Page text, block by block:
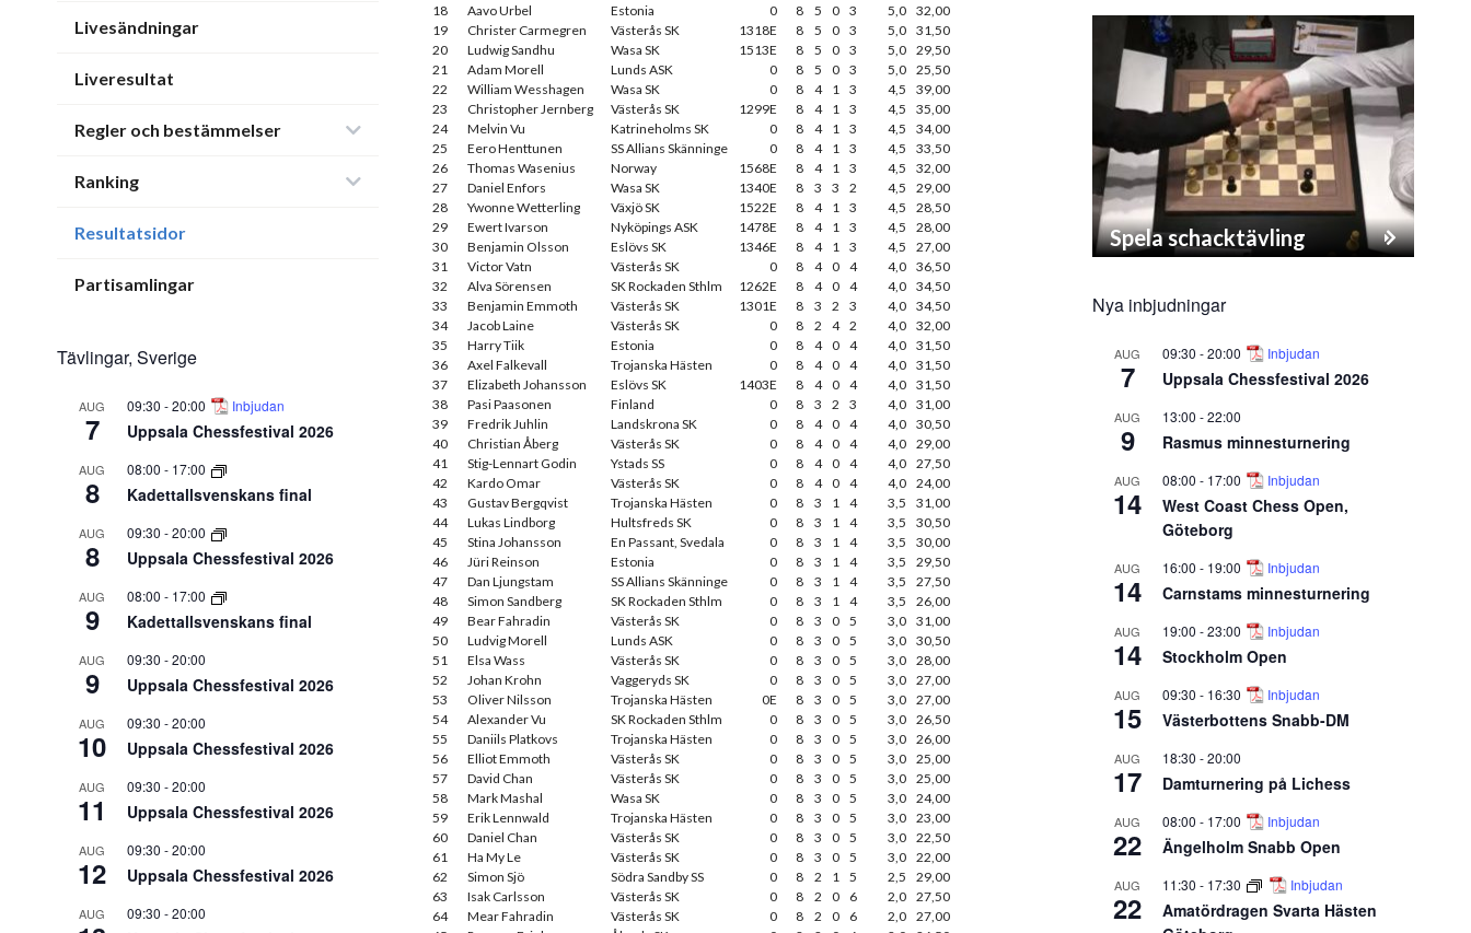
Livesändningar
Liveresultat
Regler och bestämmelser
Ranking
Resultatsidor
Partisamlingar
Tävlingar, Sverige
AUG
7
09:30 -20:00 Inbjudan
Uppsala Chessfestival 2026
AUG
8
08:00 - 17:00
Kadettallsvenskans final
AUG
8
09:30 -20:00
Uppsala Chessfestival 2026
AUG
9
08:00 - 17:00
Kadettallsvenskans final
AUG
9
09:30 -20:00
Uppsala Chessfestival 2026
AUG
10
09:30 -20:00
Uppsala Chessfestival 2026
AUG
11
09:30 -20:00
Uppsala Chessfestival 2026
AUG
12
09:30 -20:00
Uppsala Chessfestival 2026
AUG 09:30 -20:00
18
Aavo Urbel Estonia 0 8 5 0 3 5,0 32,00
19
Christer Carmegren Västerås SK 1318E 8 5 0 3 5,0 31,50
20
Ludwig Sandhu Wasa SK 1513E 8 5 0 3 5,0 29,50
21
Adam Morell Lunds ASK 0 8 5 0 3 5,0 25,50
22
William Wesshagen Wasa SK 0 8 4 1 3 4,5
39,00
23
Christopher Jernberg Västerås SK 1299E 8 4 1 3 4,5
35,00
24
Melvin Vu Katrineholms SK 0 8 4 1 3 4,5
34,00
25
Eero Henttunen SS Allians Skänninge 0 8 4 1 3 4,5
33,50
26
Thomas Wasenius Norway 1568E 8 4 1 3 4,5
32,00
27
Daniel Enfors Wasa SK 1340E 8 3 3 2 4,5
29,00
28
Ywonne Wetterling Växjö SK 1522E 8 4 1 3 4,5
28,50
29
Ewert Ivarson Nyköpings ASK 1478E 8 4 1 3 4,5
28,00
30
Benjamin Olsson Eslövs SK 1346E 8 4 1 3 4,5
27,00
31
Victor Vatn Västerås SK 0 8 4 0 4 4,0 36,50
32
Alva Sörensen SK Rockaden Sthlm 1262E 8 4 0 4 4,0 34,50
33
Benjamin Emmoth Västerås SK 1301E 8 3 2 3 4,0 34,50
34
Jacob Laine Västerås SK 0 8 2 4 2 4,0 32,00
35
Harry Tiik Estonia 0 8 4 0 4 4,0 31,50
36
Axel Falkevall Trojanska Hästen 0 8 4 0 4 4,0 31,50
37
Elizabeth Johansson Eslövs SK 1403E 8 4 0 4 4,0 31,50
38
Pasi Paasonen Finland 0 8 3 2 3 4,0 31,00
39
Fredrik Juhlin Landskrona SK 0 8 4 0 4 4,0 30,50
40
Christian Åberg Västerås SK 0 8 4 0 4 4,0 29,00
41
Stig-Lennart Godin Ystads SS 0 8 4 0 4 4,0 27,50
42
Kardo Omar Västerås SK 0 8 4 0 4 4,0 24,00
43
Gustav Bergqvist Trojanska Hästen 0 8 3 1 4 3,5
31,00
44
Lukas Lindborg Hultsfreds SK 0 8 3 1 4 3,5
30,50
45
Stina Johansson En Passant, Svedala 0 8 3 1 4 3,5
30,00
46
Jüri Reinson Estonia 0 8 3 1 4 3,5
29,50
47
Dan Ljungstam SS Allians Skänninge 0 8 3 1 4 3,5
27,50
48
Simon Sandberg SK Rockaden Sthlm 0 8 3 1 4 3,5
26,00
49
Bear Fahradin Västerås SK 0 8 3 0 5 3,0 31,00
50
Ludvig Morell Lunds ASK 0 8 3 0 5 3,0 30,50
51
Elsa Wass Västerås SK 0 8 3 0 5 3,0 28,00
52
Johan Krohn Vaggeryds SK 0 8 3 0 5 3,0 27,00
53
Oliver Nilsson Trojanska Hästen 0E 8 3 0 5 3,0 27,00
54
Alexander Vu SK Rockaden Sthlm 0 8 3 0 5 3,0 26,50
55
Daniils Platkovs Trojanska Hästen 0 8 3 0 5 3,0 26,00
56
Elliot Emmoth Västerås SK 0 8 3 0 5 3,0 25,00
57
David Chan Västerås SK 0 8 3 0 5 3,0 25,00
58
Mark Mashal Wasa SK 0 8 3 0 5 3,0 24,00
59
Erik Lennwald Trojanska Hästen 0 8 3 0 5 3,0 23,00
60
Daniel Chan Västerås SK 0 8 3 0 5 3,0 22,50
61
Ha My Le Västerås SK 0 8 3 0 5 3,0 22,00
62
Simon Sjö Södra Sandby SS 0 8 2 1 5 2,5
29,00
63
Isak Carlsson Västerås SK 0 8 2 0 6 2,0 27,50
64
Mear Fahradin Västerås SK 0 8 2 0 6 2,0 27,00
Spela schacktävling
Nya inbjudningar
AUG
7
09:30 -20:00 Inbjudan
Uppsala Chessfestival 2026
AUG
9
13:00 -22:00
Rasmus minnesturnering
AUG
14
08:00 - 17:00 Inbjudan
West Coast Chess Open,
Göteborg
AUG
14
16:00 - 19:00 Inbjudan
Carnstams minnesturnering
AUG
14
19:00 -23:00 Inbjudan
Stockholm Open
AUG
15
09:30 - 16:30 Inbjudan
Västerbottens Snabb-DM
AUG
17
18:30 -20:00
Damturnering på Lichess
AUG
22
08:00 - 17:00 Inbjudan
Ängelholm Snabb Open
AUG
22
11:30 - 17:30 Inbjudan
Amatördragen Svarta Hästen